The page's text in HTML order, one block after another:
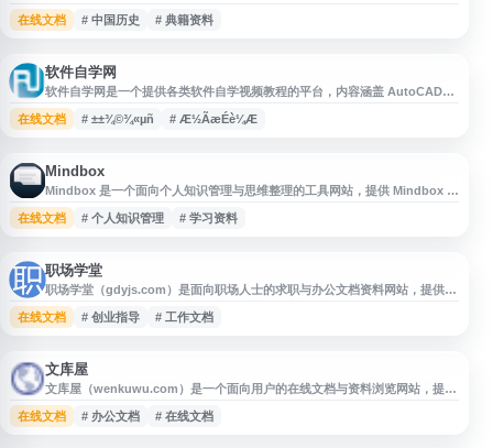
适合查找、浏览和了解历史文化、典籍资料及相关内容，为关注中国历史与文
献主题的用户提供参考。
在线文档 # 中国历史 # 典籍资料
软件自学网
软件自学网是一个提供各类软件自学视频教程的平台，内容涵盖 AutoCAD、
UG、Pro/E、SolidWorks、3ds Max、WPS、Excel、Word、
CorelDRAW、Photoshop、Illustrator、英语等方向。网站面向软件学习者
在线文档 # ±±¾©¾«µñ # Æ½ÃæÉè¼Æ
Mindbox
Mindbox 是一个面向个人知识管理与思维整理的工具网站，提供 Mindbox 相
关产品信息与下载入口。网站可用于了解 Mindbox 的功能定位、版本更新及
获取方式，适合需要进行笔记整理、想法记录、知识归档和学习资料管理的用
在线文档 # 个人知识管理 # 学习资料
职场学堂
职场学堂（gdyjs.com）是面向职场人士的求职与办公文档资料网站，提供求
职资讯、简历制作、面试笔试、求职指南、创业指导等内容，并整理各类工作
文档和应用文写作范文。网站适合需要准备简历、提升面试能力、查找职场资
在线文档 # 创业指导 # 工作文档
文库屋
文库屋（wenkuwu.com）是一个面向用户的在线文档与资料浏览网站，提供
各类文库资源的分类展示与内容检索入口，方便用户查找学习资料、办公文
档、范文模板等相关内容。网站适合需要快速获取参考资料、文档素材和实用
在线文档 # 办公文档 # 在线文档